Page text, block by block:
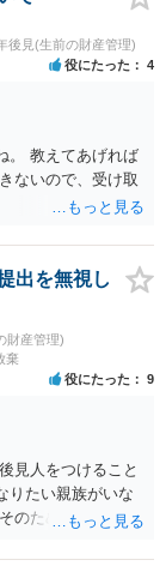
後見(生前の財産管理)
役にたった 4
。 教えてあげれば
ないので、受け取
出を無視し
財産管理)
棄
役にたった 9
見人をつけること
りたい親族がいな
のため、ご相談の
処分等に関して、